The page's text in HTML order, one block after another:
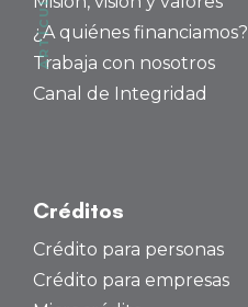
¿A quiénes financiamos?
Trabaja con nosotros
Canal de Integridad
Créditos
Crédito para personas
Crédito para empresas